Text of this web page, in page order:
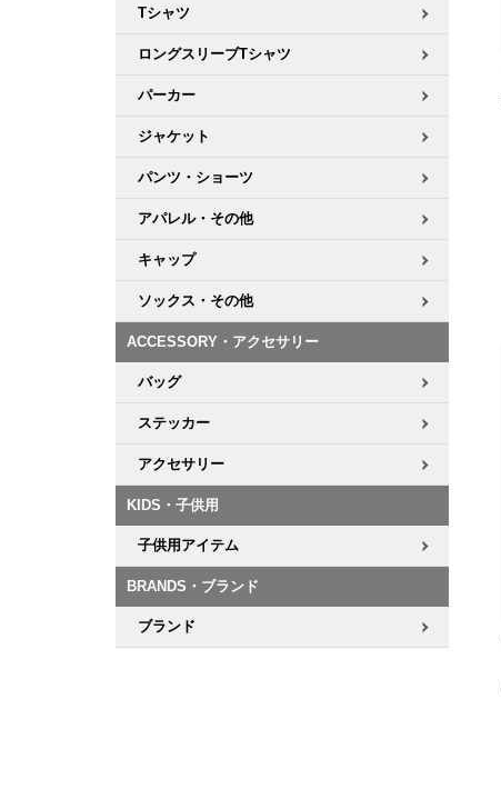
Tシャツ
ロングスリーブTシャツ
パーカー
ジャケット
パンツ・ショーツ
アパレル・その他
キャップ
ソックス・その他
ACCESSORY・アクセサリー
バッグ
ステッカー
アクセサリー
KIDS・子供用
子供用アイテム
BRANDS・ブランド
ブランド